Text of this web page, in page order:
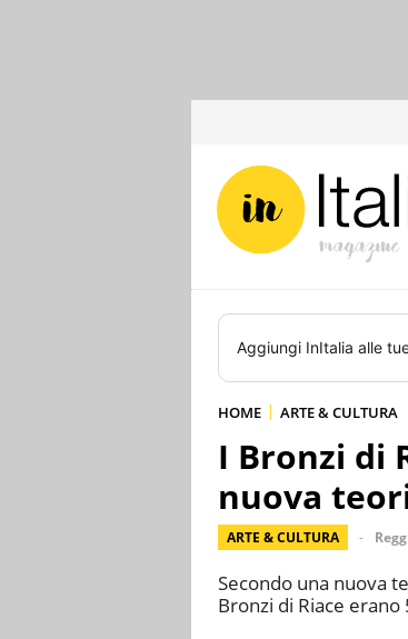
Aggiungi InItalia alle
HOME ARTE & CULTURA
I Bronzi di
nuova
ARTE & CULTURA
Secondo una nuova
Bronzi di Riace